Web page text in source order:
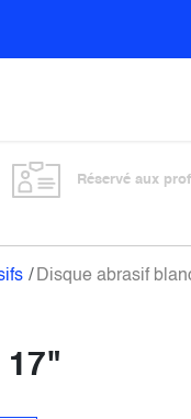
Réservé aux
Disque abrasif
17"